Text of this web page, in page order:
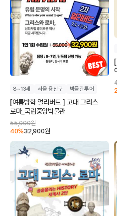
8~13세 서울 용산구 박물관투어
[여름방학 얼리버드 ] 고대 그리스
로마_국립중앙박물관
55,000원
40%32,900원